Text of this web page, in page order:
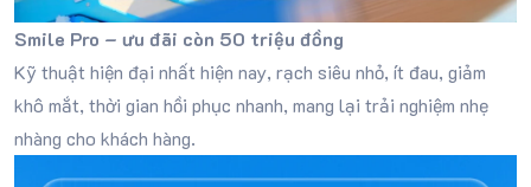
Smile Pro – ưu đãi còn 50 triệu đồng
Kỹ thuật hiện đại nhất hiện nay, rạch siêu nhỏ, ít đau, giảm
khô mắt, thời gian hồi phục nhanh, mang lại trải nghiệm nhẹ
nhàng cho khách hàng.